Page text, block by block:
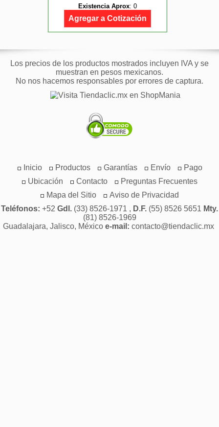
Existencia Aprox: 0
Agregar a Cotización
Los precios de los productos mostrados incluyen IVA y se
muestran en pesos mexicanos.
No nos hacemos responsables por errores de captura.
Inicio Productos Garantías Envío
Pago
Ubicación
Contacto
Preguntas Frecuentes
Mapa del Sitio
Aviso de Privacidad
Teléfonos: +52 Gdl. (33) 8526-1971 , D.F. (55) 8526 5651 Mty.
(81) 8526-1969
Guadalajara, Jalisco, México e-mail: contacto@tiendaclic.mx